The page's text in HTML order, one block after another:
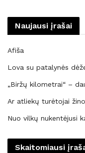
Naujausi įrašai
Afiša
Lova su patalynės
„Biržų kilometrai“ –
Ar atliekų turėtojai
Nuo vilkų nukentėjusi
Skaitomiausi